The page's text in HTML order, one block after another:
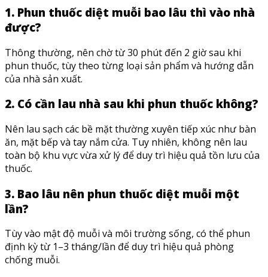
1. Phun thuốc diệt muỗi bao lâu thì vào nhà
được?
Thông thường, nên chờ từ 30 phút đến 2 giờ sau khi
phun thuốc, tùy theo từng loại sản phẩm và hướng dẫn
của nhà sản xuất.
2. Có cần lau nhà sau khi phun thuốc không?
Nên lau sạch các bề mặt thường xuyên tiếp xúc như bàn
ăn, mặt bếp và tay nắm cửa. Tuy nhiên, không nên lau
toàn bộ khu vực vừa xử lý để duy trì hiệu quả tồn lưu của
thuốc.
3. Bao lâu nên phun thuốc diệt muỗi một
lần?
Tùy vào mật độ muỗi và môi trường sống, có thể phun
định kỳ từ 1–3 tháng/lần để duy trì hiệu quả phòng
chống muỗi.